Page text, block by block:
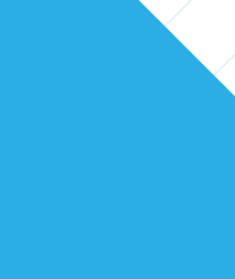
andere
versterken en samen verder